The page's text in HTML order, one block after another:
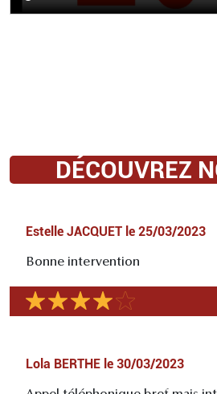
DÉCOUVREZ
Estelle JACQUET le 25/03/2023
Bonne intervention
Lola BERTHE le 30/03/2023